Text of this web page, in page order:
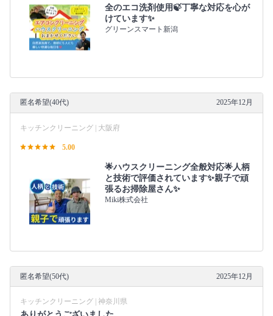
全のエコ洗剤使用🍃丁寧な対応を心が
けています✨
グリーンスマート新潟
匿名希望(40代) 2025年12月
キッチンクリーニング | 大阪府
5.00
🌟ハウスクリーニング全般対応🌟人柄
と技術で評価されています✨親子で頑
張るお掃除屋さん✨
Miki株式会社
匿名希望(50代) 2025年12月
キッチンクリーニング | 神奈川県